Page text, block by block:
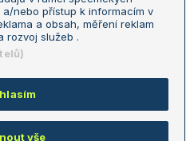
Nastavení soukromí
Reklama
Informace o zpracování osobních
údajů
Využíváme zpravodajství ČTK.
nebo přístup k informacím v
a obsah, měření reklam
rozvoj služeb .
vše